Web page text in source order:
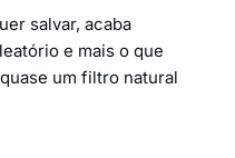
salvar, acaba
e mais o que
um filtro natural